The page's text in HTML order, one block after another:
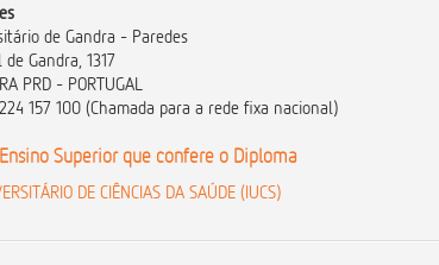
de Gandra - Paredes
Gandra, 1317
PRD - PORTUGAL
157 100 (Chamada para a rede fixa nacional)
Superior que confere o Diploma
DE CIÊNCIAS DA SAÚDE (IUCS)